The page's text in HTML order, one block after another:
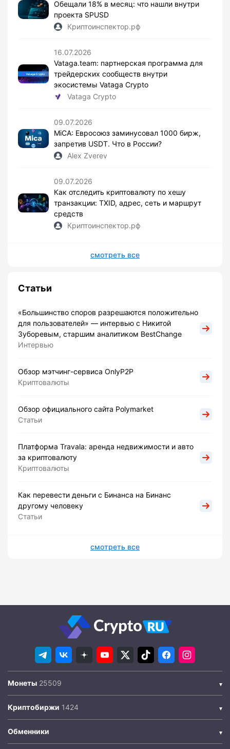
Обещали 18% в месяц: что нашли внутри
проекта SPUSD
Криптоинспектор.рф
16.07.2026
Vataga.team: партнерская программа для
трейдерских сообществ внутри
экосистемы Vataga Crypto
Vataga Crypto
09.07.2026
MiCA: Евросоюз заминусовал 1000 бирж,
запретив USDT. Что в России?
Alex Zverev
09.07.2026
Как отследить криптовалюту по хешу
транзакции: TXID, адрес, сеть и маршрут
средств
Криптоинспектор.рф
смотреть все
Статьи
«Большинство споров разрешаются положительно
для пользователей» — интервью с Никитой
Зуборевым, старшим аналитиком BestChange
Интервью
Обзор мэтчинг-сервиса OnlyP2P
Криптовалюты
Обзор официального сайта Polymarket
Статьи
Платформа Travala: аренда недвижимости и авто
за криптовалюту
Криптовалюты
Как перевести деньги с Бинанса на Бинанс
другому человеку
Статьи
смотреть все
Монеты
Криптобиржи
Обменники